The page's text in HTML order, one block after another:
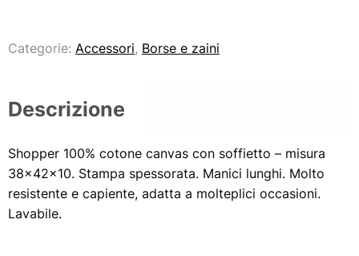
Categorie: Accessori, Borse e zaini
Descrizione
Shopper 100% cotone canvas con soffietto – misura
38x42x10. Stampa spessorata. Manici lunghi. Molto
resistente e capiente, adatta a molteplici occasioni.
Lavabile.